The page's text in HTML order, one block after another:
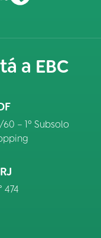
a EBC
– 1º Subsolo
474